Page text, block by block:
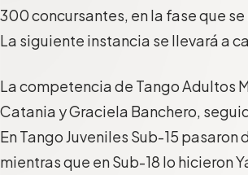
300 concursantes, en la fase que
La siguiente instancia se llevará a
La competencia de Tango Adultos
Catania y Graciela Banchero,
En Tango Juveniles Sub-15
mientras que en Sub-18 lo hicieron